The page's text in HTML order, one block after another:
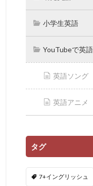
小学生英語
YouTubeで英
英語ソング
英語アニメ
タグ
7+イングリッシュ